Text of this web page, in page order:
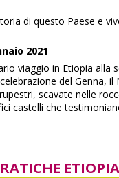
di questo Paese e
2021
viaggio in Etiopia alla
del Genna,
scavate nelle
castelli che
ETIOPIA